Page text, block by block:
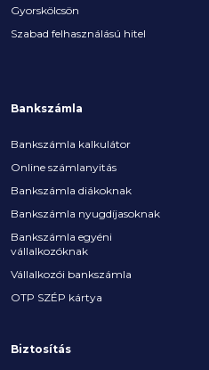
Gyorskölcsön
Szabad felhasználású hitel
Bankszámla
Bankszámla kalkulátor
Online számlanyitás
Bankszámla diákoknak
Bankszámla nyugdíjasoknak
Bankszámla egyéni
vállalkozóknak
Vállalkozói bankszámla
OTP SZÉP kártya
Biztosítás